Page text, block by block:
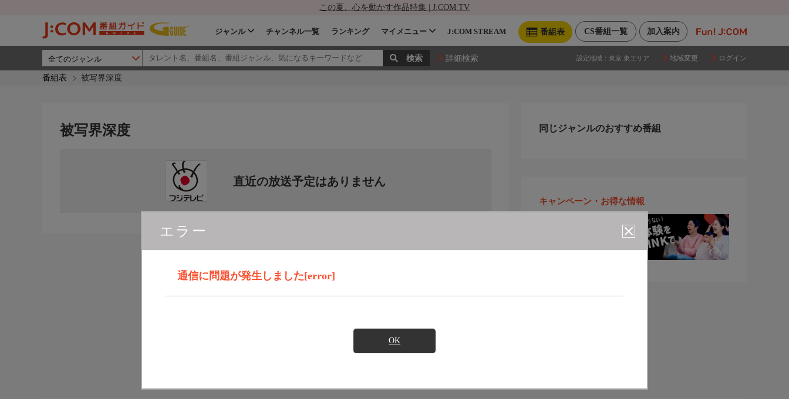
この夏、心を動かす作品特集 | J:COM TV
加入案内
CS番組一覧
番組表
ジャンル チャンネル一覧 ランキング マイメニュー J:COM STREAM
詳細検索 設定地域： 東京 東エリア 地域変更 ログイン
番組表 被写界深度
エラー
通信に問題が発生しました[error]
OK
被写界深度
直近の放送予定はありません
同じジャンルのおすすめ番組
キャンペーン・お得な情報